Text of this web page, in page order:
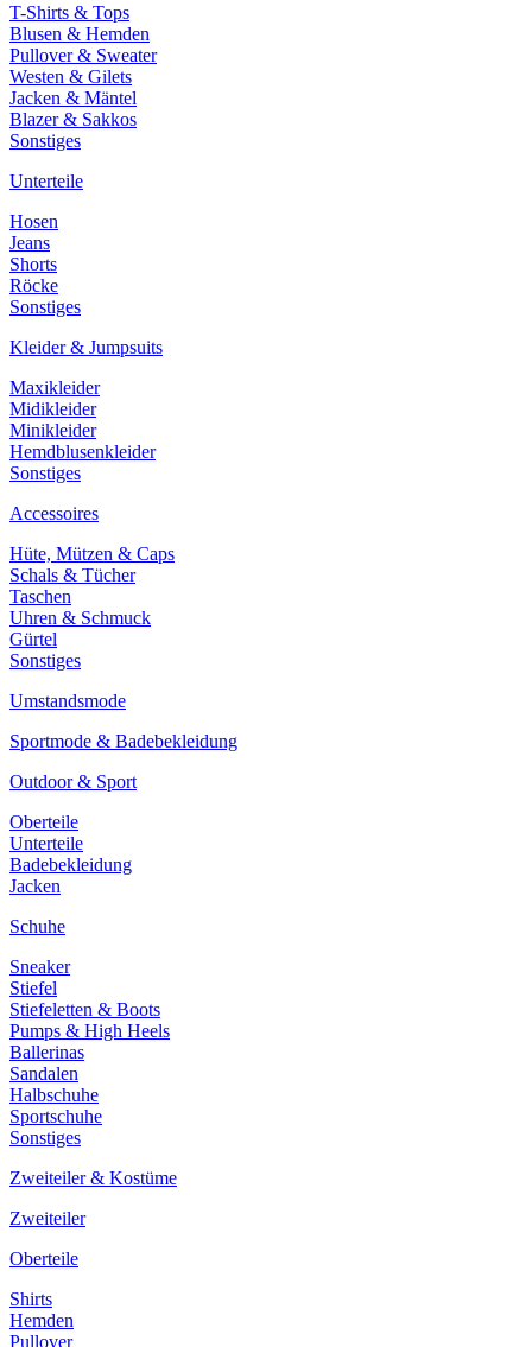
T-Shirts & Tops
Blusen & Hemden
Pullover & Sweater
Westen & Gilets
Jacken & Mäntel
Blazer & Sakkos
Sonstiges
Unterteile
Hosen
Jeans
Shorts
Röcke
Sonstiges
Kleider & Jumpsuits
Maxikleider
Midikleider
Minikleider
Hemdblusenkleider
Sonstiges
Accessoires
Hüte, Mützen & Caps
Schals & Tücher
Taschen
Uhren & Schmuck
Gürtel
Sonstiges
Umstandsmode
Sportmode & Badebekleidung
Outdoor & Sport
Oberteile
Unterteile
Badebekleidung
Jacken
Schuhe
Sneaker
Stiefel
Stiefeletten & Boots
Pumps & High Heels
Ballerinas
Sandalen
Halbschuhe
Sportschuhe
Sonstiges
Zweiteiler & Kostüme
Zweiteiler
Oberteile
Shirts
Hemden
Pullover